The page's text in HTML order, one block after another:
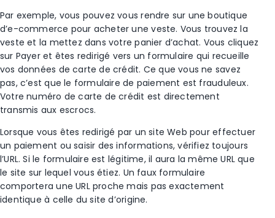
Par exemple, vous pouvez vous rendre sur une boutique
d’e-commerce pour acheter une veste. Vous trouvez la
veste et la mettez dans votre panier d’achat. Vous cliquez
sur Payer et êtes redirigé vers un formulaire qui recueille
vos données de carte de crédit. Ce que vous ne savez
pas, c’est que le formulaire de paiement est frauduleux.
Votrenuméro de carte de crédit est directement
transmis aux escrocs.
Lorsque vous êtes redirigé par un site Web pour effectuer
un paiement ou saisir des informations, vérifiez toujours
l’URL. Si le formulaire est légitime, il aura la même URL que
le site sur lequel vous étiez. Un faux formulaire
comportera une URL proche mais pas exactement
identique à celle du site d’origine.